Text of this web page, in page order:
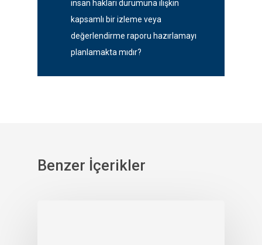
insan hakları durumuna ilişkin
kapsamlı bir izleme veya
değerlendirme raporu hazırlamayı
planlamakta mıdır?
Benzer İçerikler